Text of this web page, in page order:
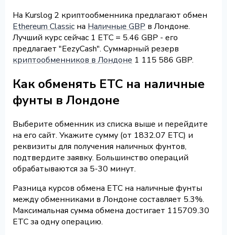
На Kurslog 2 криптообменника предлагают обмен
Ethereum Classic на Наличные GBP в Лондоне.
Лучший курс сейчас 1 ETC = 5.46 GBP - его
предлагает "EezyCash". Суммарный резерв
криптообменников в Лондоне 1 115 586 GBP.
Как обменять ETC на наличные
фунты в Лондоне
Выберите обменник из списка выше и перейдите
на его сайт. Укажите сумму (от 1832.07 ETC) и
реквизиты для получения наличных фунтов,
подтвердите заявку. Большинство операций
обрабатываются за 5-30 минут.
Разница курсов обмена ETC на наличные фунты
между обменниками в Лондоне составляет 5.3%.
Максимальная сумма обмена достигает 115709.30
ETC за одну операцию.